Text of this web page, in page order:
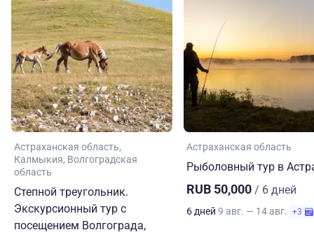
Астраханская область
Калмыкия Волгоградская
область
Степной треугольник.
Экскурсионный тур с
посещением Волгограда,
Астраханская область
Рыболовный тур в
RUB 50,000 / 6 дней
6 дней 9 авг. — 14 авг. +3